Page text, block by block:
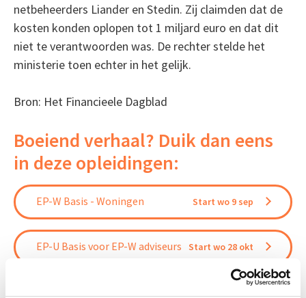
netbeheerders Liander en Stedin. Zij claimden dat de
kosten konden oplopen tot 1 miljard euro en dat dit
niet te verantwoorden was. De rechter stelde het
ministerie toen echter in het gelijk.
Bron: Het Financieele Dagblad
Boeiend verhaal? Duik dan eens
in deze opleidingen:
EP-W Basis - Woningen Start wo 9 sep
EP-U Basis voor EP-W adviseurs Start wo 28 okt